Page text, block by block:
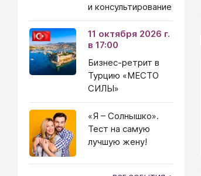
и консультирование
11 октября 2026 г.
в 17:00
Бизнес-ретрит в
Турцию «МЕСТО
СИЛЫ»
«Я – Солнышко».
Тест на самую
лучшую жену!